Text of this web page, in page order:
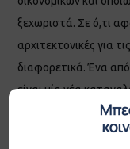
ξεχωριστά. Σε ό,τι
αρχιτεκτονικές για
διαφορετικά. Ένα
είναι μία νέα
επιχειρηματίας
πρέπει να